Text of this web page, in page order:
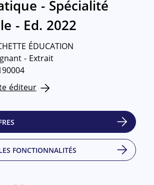
- Spécialité
- Ed. 2022
ÉDUCATION
- Extrait
éditeur
FONCTIONNALITÉS